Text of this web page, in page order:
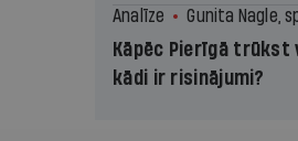
Analīze Gunita Nagle,
Kāpēc Pierīgā trūkst
kādi ir risinājumi?